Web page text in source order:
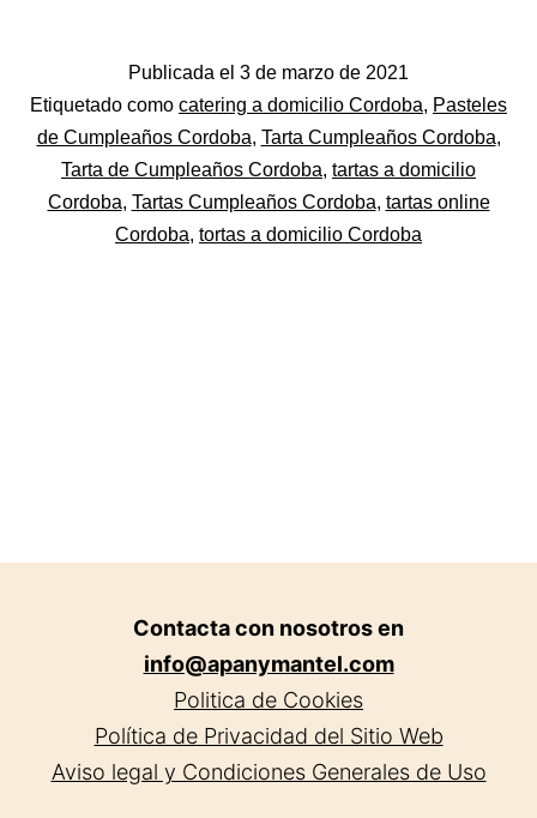
Cositas
Güenas.
Tartas
a
Publicada el 3 de marzo de 2021
Categorizado
como
Pastelerías
Asociadas
Apanymantel
Etiquetado como catering a domicilio Cordoba, Pasteles
de Cumpleaños Cordoba, Tarta Cumpleaños Cordoba,
Tarta de Cumpleaños Cordoba, tartas a domicilio
Cordoba, Tartas Cumpleaños Cordoba, tartas online
Cordoba, tortas a domicilio Cordoba
Contacta con nosotros en
info@apanymantel.com
Politica de Cookies
Política de Privacidad del Sitio Web
Aviso legal y Condiciones Generales de Uso